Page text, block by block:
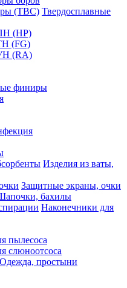
Твердосплавные
(HP)
(FG)
(RA)
финиры
Изделия из ваты,
Защитные экраны, очки
бахилы
Наконечники для
пылесоса
слюноотсоса
Одежда, простыни